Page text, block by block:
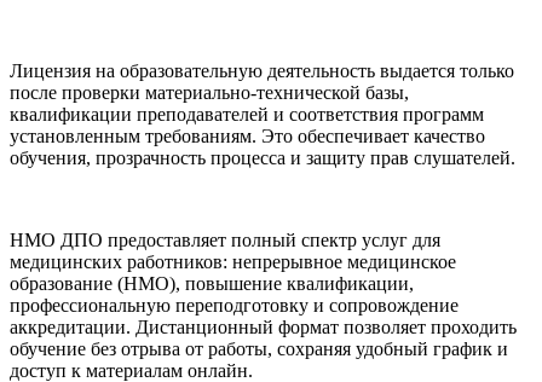
Лицензия на образовательную деятельность выдается только
после проверки материально‑технической базы,
квалификации преподавателей и соответствия программ
установленным требованиям. Это обеспечивает качество
обучения, прозрачность процесса и защиту прав слушателей.
НМО ДПО предоставляет полный спектр услуг для
медицинских работников: непрерывное медицинское
образование (НМО), повышение квалификации,
профессиональную переподготовку и сопровождение
аккредитации. Дистанционный формат позволяет проходить
обучение без отрыва от работы, сохраняя удобный график и
доступ к материалам онлайн.